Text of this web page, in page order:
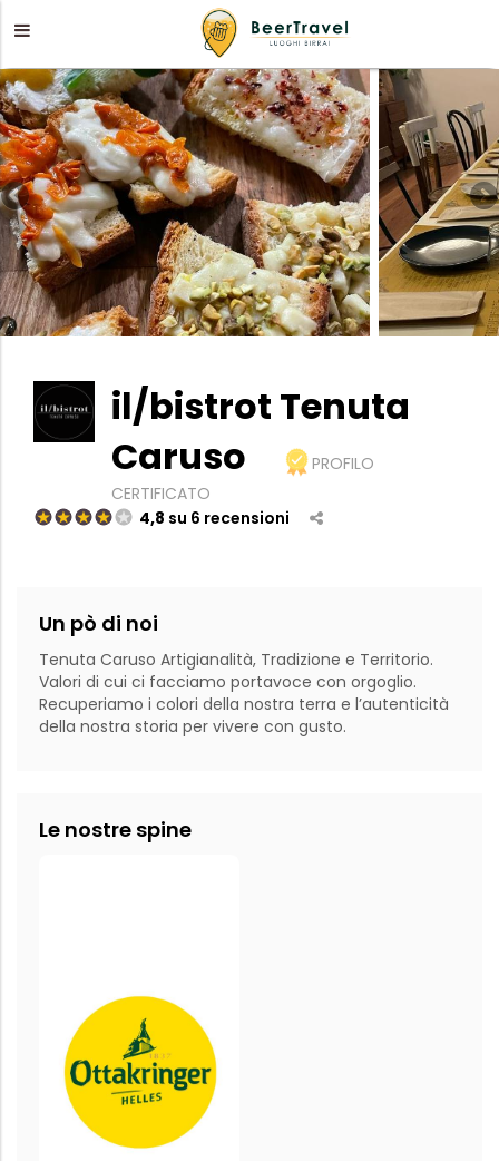
il/bistrot Tenuta
Caruso
PROFILO
CERTIFICATO
4,8 su 6 recensioni
Un pò di noi
Tenuta Caruso Artigianalità, Tradizione e Territorio.
Valori di cui ci facciamo portavoce con orgoglio.
Recuperiamo i colori della nostra terra e l’autenticità
della nostra storia per vivere con gusto.
Le nostre spine